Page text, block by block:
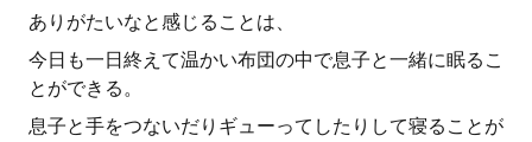
ありがたいなと感じることは、
今日も一日終えて温かい布団の中で息子と一緒に眠るこ
とができる。
息子と手をつないだりギューってしたりして寝ることが